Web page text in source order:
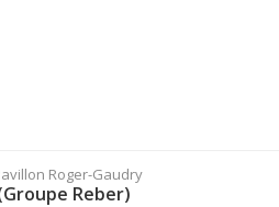
Roger-Gaudry
Reber)